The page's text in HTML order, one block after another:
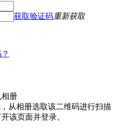
获取验证码重新获取
册
从相册选取该二维码进行扫描
该页面并登录。